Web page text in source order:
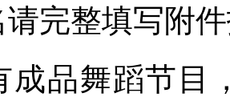
请完整填写附
成品舞蹈节目